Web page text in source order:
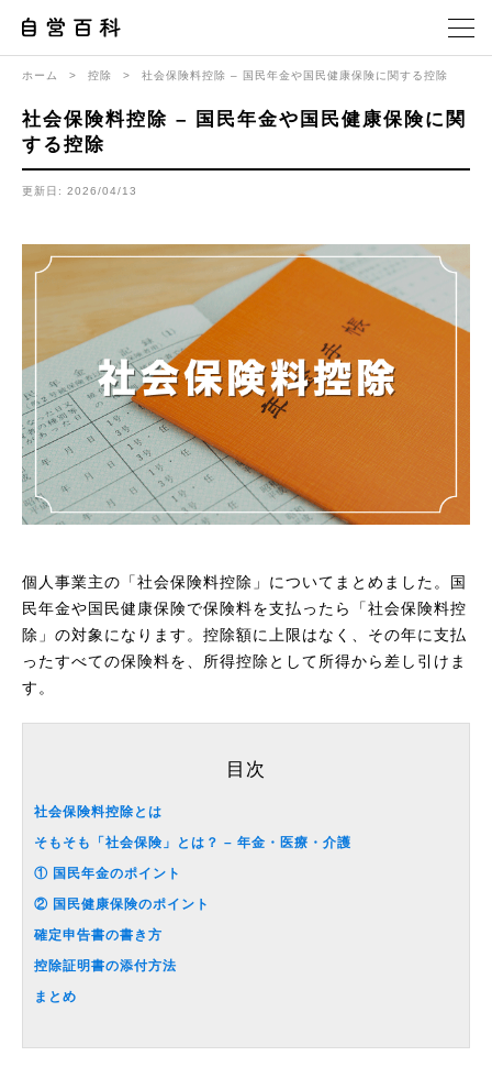
ホーム > 控除 > 社会保険料控除 – 国民年金や国民健康保険に関する控除
社会保険料控除 – 国民年金や国民健康保険に関
する控除
更新日: 2026/04/13
個人事業主の「社会保険料控除」についてまとめました。国
民年金や国民健康保険で保険料を支払ったら「社会保険料控
除」の対象になります。控除額に上限はなく、その年に支払
ったすべての保険料を、所得控除として所得から差し引けま
す。
目次
社会保険料控除とは
そもそも「社会保険」とは？ – 年金・医療・介護
① 国民年金のポイント
② 国民健康保険のポイント
確定申告書の書き方
控除証明書の添付方法
まとめ